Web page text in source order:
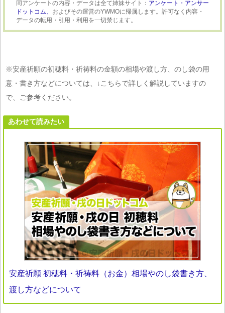
同アンケートの内容・データは全て姉妹サイト： アンケート・アンサー
ドットコム、 およびその運営のYWMOに帰属します。許可なく内容・
データの転用・引用・利用を一切禁じます。
※安産祈願の初穂料・祈祷料の金額の相場や渡し方、のし袋の用
意・書き方などについては、↓こちらで詳しく解説していますの
で、ご参考ください。
あわせて読みたい
安産祈願 初穂料・祈祷料（お金）相場やのし袋書き方、
渡し方などについて